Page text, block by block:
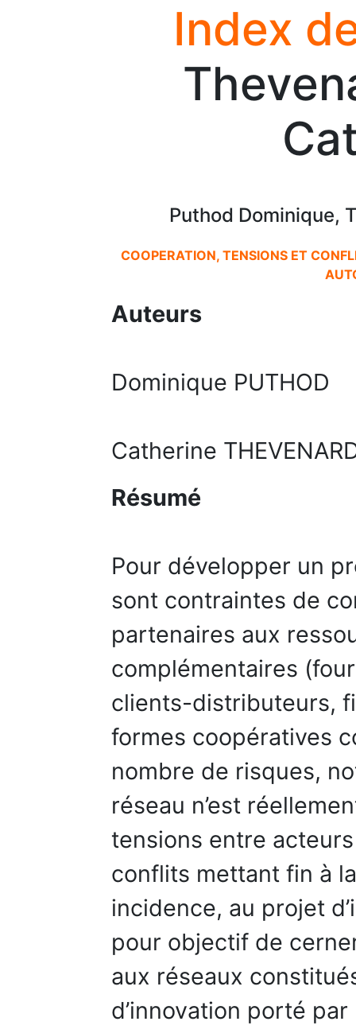
Index
Puthod Dominique,
COOPERATION, TENSIONS ET
Auteurs
Dominique PUTHOD
Catherine
Résumé
Pour développer un
sont contraintes de
partenaires aux
complémentaires
clients-distributeurs,
formes coopératives
nombre de risques,
réseau n’est
tensions entre
conflits mettant fin à
incidence, au projet
pour objectif de
aux réseaux
d’innovation porté par